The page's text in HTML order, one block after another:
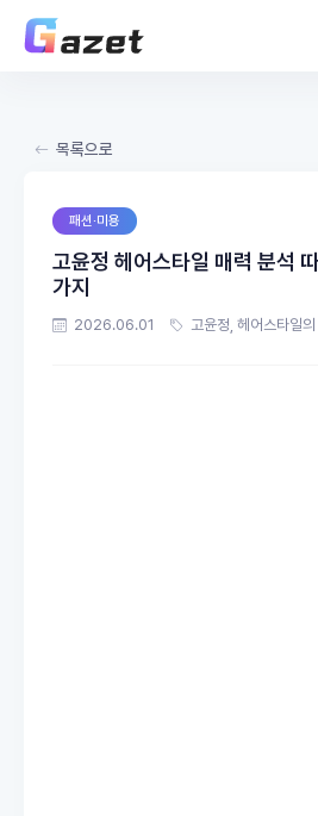
목록으로
패션·미용
고윤정 헤어스타일 매력 분석
가지
2026.06.01 고윤정, 헤어스타일의